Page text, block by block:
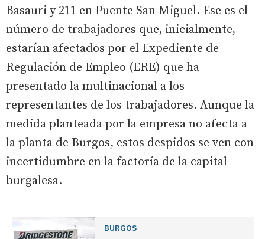
Basauri y 211 en Puente San Miguel. Ese es el
número de trabajadores que, inicialmente,
estarían afectados por el Expediente de
Regulación de Empleo (ERE) que ha
presentado la multinacional a los
representantes de los trabajadores. Aunque la
medida planteada por la empresa no afecta a
la planta de Burgos, estos despidos se ven con
incertidumbre en la factoría de la capital
burgalesa.
BURGOS